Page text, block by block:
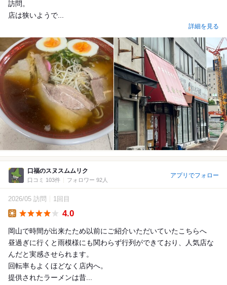
訪問。
店は狭いようで...
詳細を見る
口福のスヌスムムリク
口コミ 103件 フォロワー 92人
アプリでフォロー
2026/05 訪問 1回目
4.0
岡山で時間が出来たため以前にご紹介いただいていたこちらへ
昼過ぎに行くと雨模様にも関わらず行列ができており、人気店な
んだと実感させられます。
回転率もよくほどなく店内へ。
提供されたラーメンは昔...